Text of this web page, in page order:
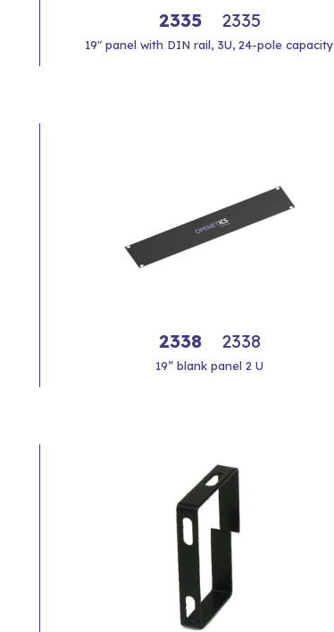
2335 2335
19" panel with DIN rail, 3U, 24-pole capacity
2338 2338
19” blank panel 2 U